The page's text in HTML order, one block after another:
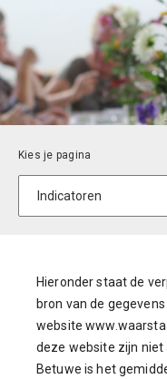
Hieronder staat de
bron van de
website
deze website zijn niet
Betuwe is het